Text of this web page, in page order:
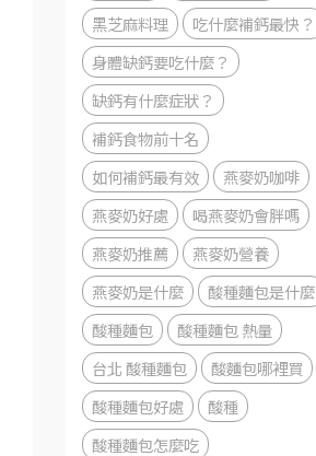
黑芝麻料理
吃什麼補鈣最快？
身體缺鈣要吃什麼？
缺鈣有什麼症狀？
補鈣食物前十名
如何補鈣最有效
燕麥奶咖啡
燕麥奶好處
喝燕麥奶會胖嗎
燕麥奶推薦
燕麥奶營養
燕麥奶是什麼
酸種麵包是什麼
酸種麵包
酸種麵包 熱量
台北 酸種麵包
酸麵包哪裡買
酸種麵包好處
酸種
酸種麵包怎麼吃